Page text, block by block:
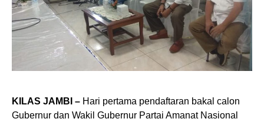
KILAS JAMBI – Hari pertama pendaftaran bakal calon
Gubernur dan Wakil Gubernur Partai Amanat Nasional